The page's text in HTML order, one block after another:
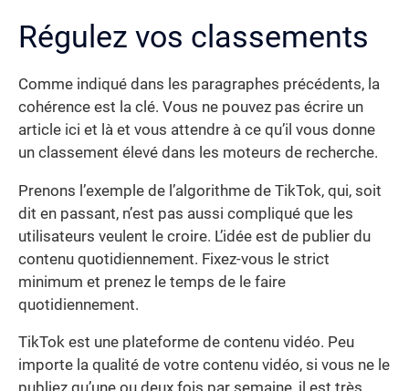
Régulez vos classements
Comme indiqué dans les paragraphes précédents, la
cohérence est la clé. Vous ne pouvez pas écrire un
article ici et là et vous attendre à ce qu’il vous donne
un classement élevé dans les moteurs de recherche.
Prenons l’exemple de l’algorithme de TikTok, qui, soit
dit en passant, n’est pas aussi compliqué que les
utilisateurs veulent le croire. L’idée est de publier du
contenu quotidiennement. Fixez-vous le strict
minimum et prenez le temps de le faire
quotidiennement.
TikTok est une plateforme de contenu vidéo. Peu
importe la qualité de votre contenu vidéo, si vous ne le